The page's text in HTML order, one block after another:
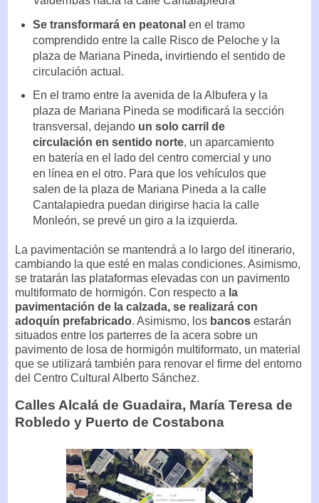
Se transformará en peatonal en el tramo
comprendido entre la calle Risco de Peloche y la
plaza de Mariana Pineda,invirtiendo el sentido de
circulación actual.
En el tramo entre la avenida de la Albufera y la
plaza de Mariana Pineda se modificará la sección
transversal, dejando un solo carril de
circulación en sentido norte, un aparcamiento
en batería en el lado del centro comercial y uno
en línea en el otro. Para que los vehículos que
salen de la plaza de Mariana Pineda a la calle
Cantalapiedra puedan dirigirse hacia la calle
Monleón, se prevé un giro a la izquierda.
La pavimentación se mantendrá a lo largo del itinerario,
cambiando la que esté en malas condiciones. Asimismo,
se tratarán las plataformas elevadas con un pavimento
multiformato de hormigón. Con respecto a la
pavimentación de la calzada, se realizará con
adoquín prefabricado. Asimismo, los bancos estarán
situados entre los parterres de la acera sobre un
pavimento de losa de hormigón multiformato, un material
que se utilizará también para renovar el firme del entorno
del Centro Cultural Alberto Sánchez.
Calles Alcalá de Guadaira, María Teresa de
Robledo y Puerto de Costabona